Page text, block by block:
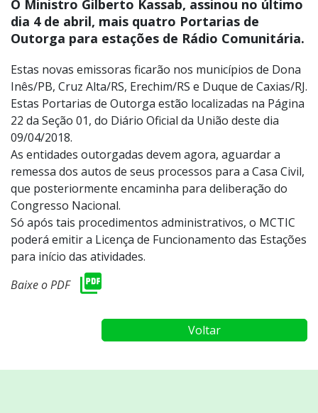
O Ministro Gilberto Kassab, assinou no último
dia 4 de abril, mais quatro Portarias de
Outorga para estações de Rádio Comunitária.
Estas novas emissoras ficarão nos municípios de Dona
Inês/PB, Cruz Alta/RS, Erechim/RS e Duque de Caxias/RJ.
Estas Portarias de Outorga estão localizadas na Página
22 da Seção 01, do Diário Oficial da União deste dia
09/04/2018.
As entidades outorgadas devem agora, aguardar a
remessa dos autos de seus processos para a Casa Civil,
que posteriormente encaminha para deliberação do
Congresso Nacional.
Só após tais procedimentos administrativos, o MCTIC
poderá emitir a Licença de Funcionamento das Estações
para início das atividades.
Baixe o PDF
Voltar